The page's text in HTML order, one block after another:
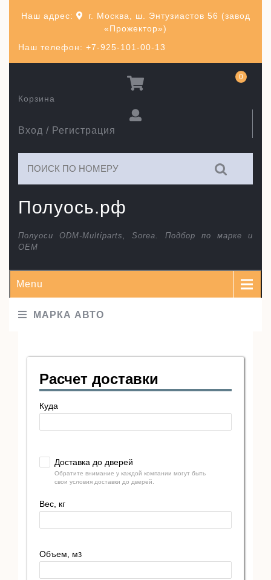
Наш телефон: +7-925-101-00-13
Наш адрес:
г. Москва, ш. Энтузиастов 56 (завод
«Прожектор»)
Полуось.рф
Полуоси ODM-Multiparts, Sorea. Подбор по марке и
ОЕМ
Вход / Регистрация
Корзина
0
Menu
МАРКА АВТО
Расчет доставки
Куда
Доставка до дверей
Обратите внимание у каждой компании могут быть
свои условия доставки до дверей.
Вес, кг
Объем, м3